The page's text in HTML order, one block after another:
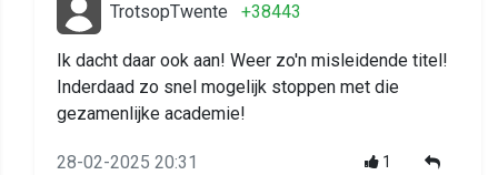
TrotsopTwente +38443
Ik dacht daar ook aan! Weer zo'n misleidende titel!
Inderdaad zo snel mogelijk stoppen met die
gezamenlijke academie!
28-02-2025 20:31 1